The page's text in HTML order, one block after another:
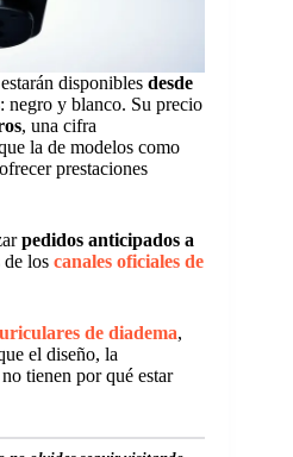
disponibles desde
: negro y blanco. Su precio
, una cifra
la de modelos como
prestaciones
pedidos anticipados a
de los canales oficiales de
de diadema,
el diseño, la
tienen por qué estar